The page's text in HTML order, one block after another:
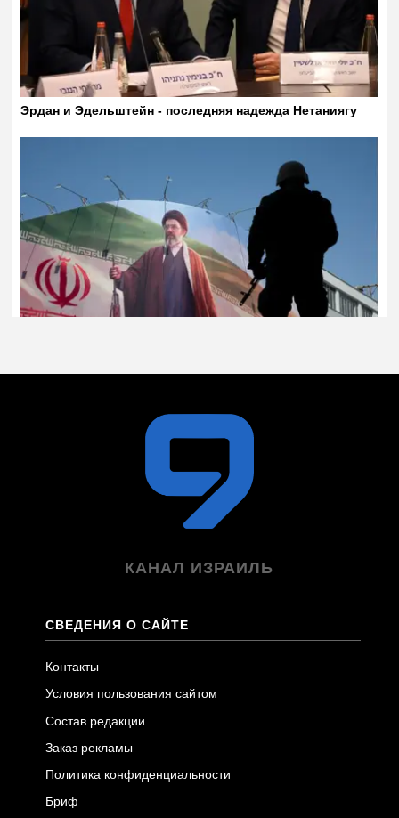
КАНАЛ ИЗРАИЛЬ
СВЕДЕНИЯ О САЙТЕ
Контакты
Условия пользования сайтом
Состав редакции
Заказ рекламы
Политика конфиденциальности
Бриф